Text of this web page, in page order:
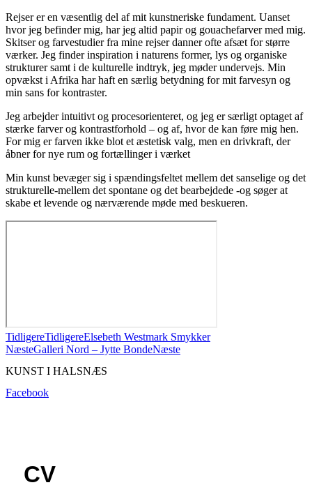
Rejser er en væsentlig del af mit kunstneriske fundament. Uanset
hvor jeg befinder mig, har jeg altid papir og gouachefarver med mig.
Skitser og farvestudier fra mine rejser danner ofte afsæt for større
værker. Jeg finder inspiration i naturens former, lys og organiske
strukturer samt i de kulturelle indtryk, jeg møder undervejs. Min
opvækst i Afrika har haft en særlig betydning for mit farvesyn og
min sans for kontraster.
Jeg arbejder intuitivt og procesorienteret, og jeg er særligt optaget af
stærke farver og kontrastforhold – og af, hvor de kan føre mig hen.
For mig er farven ikke blot et æstetisk valg, men en drivkraft, der
åbner for nye rum og fortællinger i værket
Min kunst bevæger sig i spændingsfeltet mellem det sanselige og det
strukturelle-mellem det spontane og det bearbejdede -og søger at
skabe et levende og nærværende møde med beskueren.
TidligereTidligereElsebeth Westmark Smykker
NæsteGalleri Nord – Jytte BondeNæste
KUNST I HALSNÆS
Facebook
CV